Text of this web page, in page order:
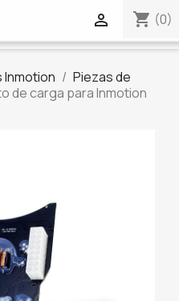
shopping_cart (0)

Piezas de
de carga para Inmotion